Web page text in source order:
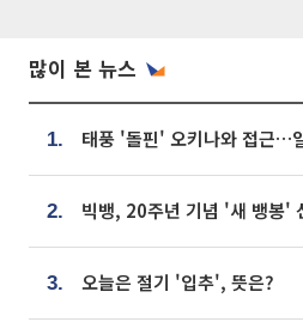
많이 본 뉴스
1.
2.
3. 오늘은 절기 '입추', 뜻은?